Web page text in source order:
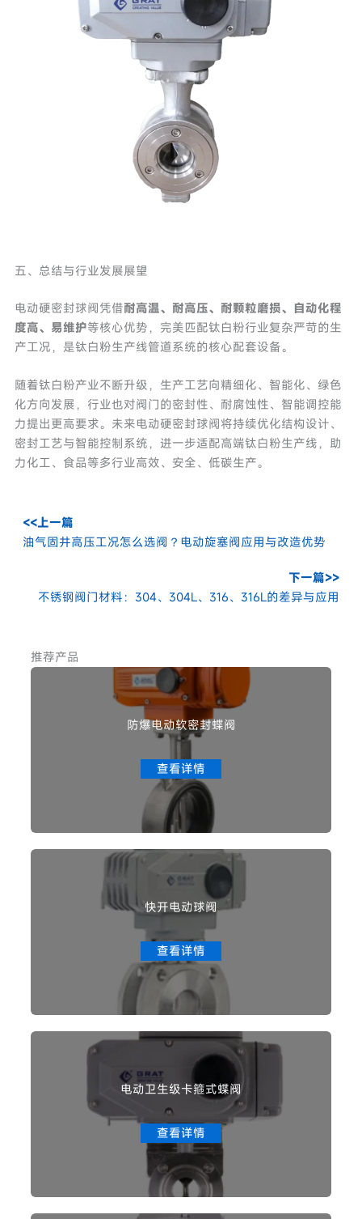
五、总结与行业发展展望
电动硬密封球阀凭借耐高温、耐高压、耐颗粒磨损、自动化程
度高、易维护等核心优势，完美匹配钛白粉行业复杂严苛的生
产工况，是钛白粉生产线管道系统的核心配套设备。
随着钛白粉产业不断升级，生产工艺向精细化、智能化、绿色
化方向发展，行业也对阀门的密封性、耐腐蚀性、智能调控能
力提出更高要求。未来电动硬密封球阀将持续优化结构设计、
密封工艺与智能控制系统，进一步适配高端钛白粉生产线，助
力化工、食品等多行业高效、安全、低碳生产。
<<上一篇
油气固井高压工况怎么选阀？电动旋塞阀应用与改造优势
下一篇>>
不锈钢阀门材料：304、304L、316、316L的差异与应用
推荐产品
防爆电动软密封蝶阀
查看详情
快开电动球阀
查看详情
电动卫生级卡箍式蝶阀
查看详情